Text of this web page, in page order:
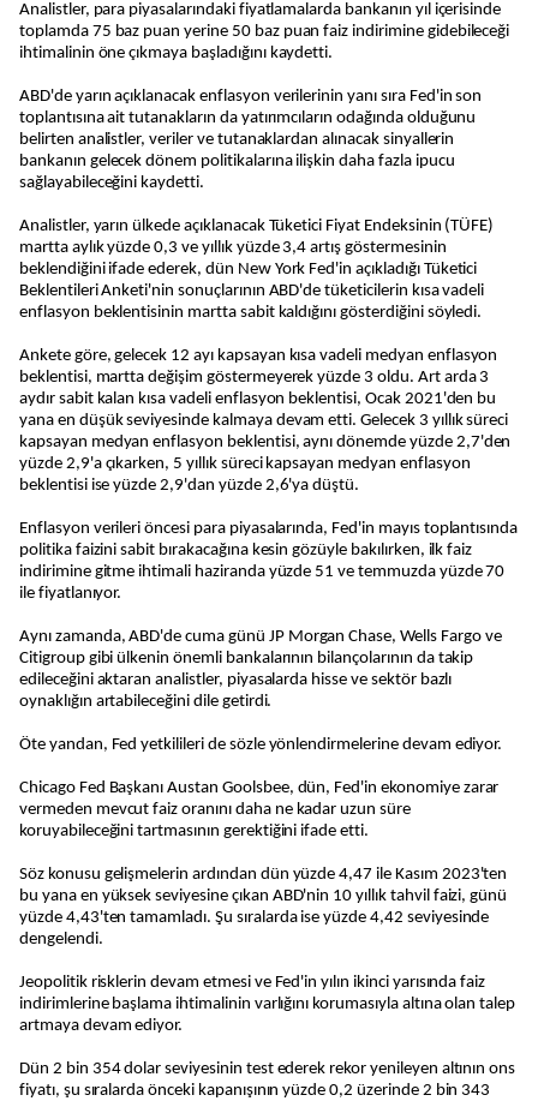
Analistler, para piyasalarındaki fiyatlamalarda bankanın yıl içerisinde
toplamda 75 baz puan yerine 50 baz puan faiz indirimine gidebileceği
ihtimalinin öne çıkmaya başladığını kaydetti.
ABD'de yarın açıklanacak enflasyon verilerinin yanı sıra Fed'in son
toplantısına ait tutanakların da yatırımcıların odağında olduğunu
belirten analistler, veriler ve tutanaklardan alınacak sinyallerin
bankanın gelecek dönem politikalarına ilişkin daha fazla ipucu
sağlayabileceğini kaydetti.
Analistler, yarın ülkede açıklanacak Tüketici Fiyat Endeksinin (TÜFE)
martta aylık yüzde 0,3 ve yıllık yüzde 3,4 artış göstermesinin
beklendiğini ifade ederek, dün New York Fed'in açıkladığı Tüketici
Beklentileri Anketi'nin sonuçlarının ABD'de tüketicilerin kısa vadeli
enflasyon beklentisinin martta sabit kaldığını gösterdiğini söyledi.
Ankete göre, gelecek 12 ayı kapsayan kısa vadeli medyan enflasyon
beklentisi, martta değişim göstermeyerek yüzde 3 oldu. Art arda 3
aydır sabit kalan kısa vadeli enflasyon beklentisi, Ocak 2021'den bu
yana en düşük seviyesinde kalmaya devam etti. Gelecek 3 yıllık süreci
kapsayan medyan enflasyon beklentisi, aynı dönemde yüzde 2,7'den
yüzde 2,9'a çıkarken, 5 yıllık süreci kapsayan medyan enflasyon
beklentisi ise yüzde 2,9'dan yüzde 2,6'ya düştü.
Enflasyon verileri öncesi para piyasalarında, Fed'in mayıs toplantısında
politika faizini sabit bırakacağına kesin gözüyle bakılırken, ilk faiz
indirimine gitme ihtimali haziranda yüzde 51 ve temmuzda yüzde 70
ile fiyatlanıyor.
Aynı zamanda, ABD'de cuma günü JP Morgan Chase, Wells Fargo ve
Citigroup gibi ülkenin önemli bankalarının bilançolarının da takip
edileceğini aktaran analistler, piyasalarda hisse ve sektör bazlı
oynaklığın artabileceğini dile getirdi.
Öte yandan, Fed yetkilileri de sözle yönlendirmelerine devam ediyor.
Chicago Fed Başkanı Austan Goolsbee, dün, Fed'in ekonomiye zarar
vermeden mevcut faiz oranını daha ne kadar uzun süre
koruyabileceğini tartmasının gerektiğini ifade etti.
Söz konusu gelişmelerin ardından dün yüzde 4,47 ile Kasım 2023'ten
bu yana en yüksek seviyesine çıkan ABD'nin 10 yıllık tahvil faizi, günü
yüzde 4,43'ten tamamladı. Şu sıralarda ise yüzde 4,42 seviyesinde
dengelendi.
Jeopolitik risklerin devam etmesi ve Fed'in yılın ikinci yarısında faiz
indirimlerine başlama ihtimalinin varlığını korumasıyla altına olan talep
artmaya devam ediyor.
Dün 2 bin 354 dolar seviyesinin test ederek rekor yenileyen altının ons
fiyatı, şu sıralarda önceki kapanışının yüzde 0,2 üzerinde 2 bin 343